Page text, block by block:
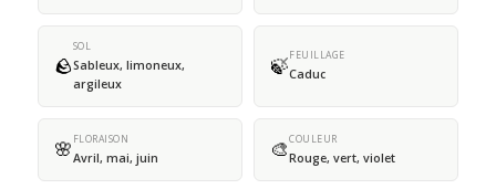
🪨
SOL
Sableux, limoneux,
argileux
🍃FEUILLAGE
Caduc
🌸 FLORAISON
Avril, mai, juin 🎨COULEUR
Rouge, vert, violet